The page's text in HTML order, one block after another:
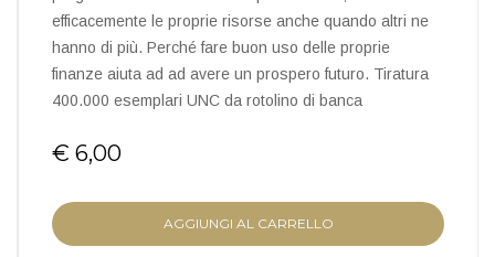
efficacemente le proprie risorse anche quando altri ne
hanno di più. Perché fare buon uso delle proprie
finanze aiuta ad ad avere un prospero futuro. Tiratura
400.000 esemplari UNC da rotolino di banca
€ 6,00
AGGIUNGI AL CARRELLO